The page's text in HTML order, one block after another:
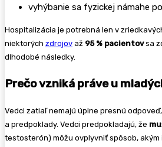
vyhýbanie sa fyzickej námahe
Hospitalizácia je potrebná len v
niektorých zdrojov až 95 % pacientovsa
dlhodobé následky.
Prečo vzniká práve u
Vedci zatiaľ nemajú úplne presnú
a predpoklady. Vedci predpokladajú, že
testosterón) môžu ovplyvniť spôsob,